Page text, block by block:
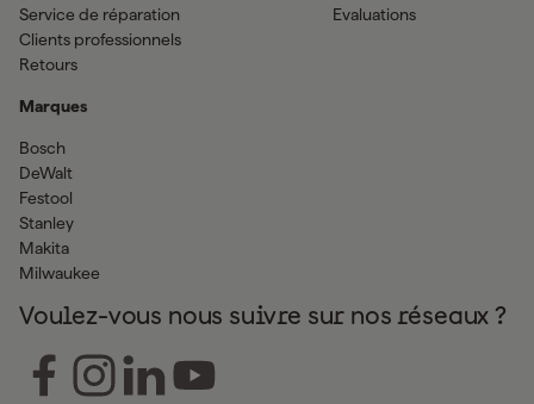
Service de réparation
Clients professionnels
Retours
Marques
Bosch
DeWalt
Festool
Stanley
Makita
Milwaukee
Evaluations
Voulez-vous nous suivre sur nos réseaux ?